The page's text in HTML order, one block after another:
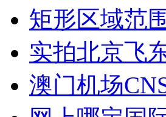
矩形区域范
实拍北京飞
澳门机场